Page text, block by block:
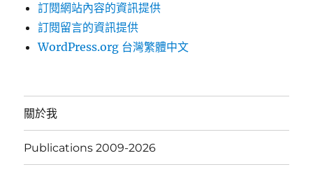
訂閱網站內容的資訊提供
訂閱留言的資訊提供
WordPress.org 台灣繁體中文
關於我
Publications 2009-2026